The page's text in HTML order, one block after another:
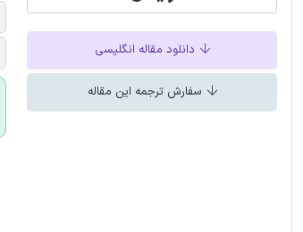
دانلود مقاله انگلیسی
سفارش ترجمه این مقاله